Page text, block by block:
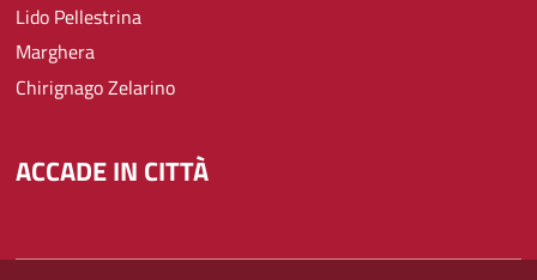
Lido Pellestrina
Marghera
Chirignago Zelarino
ACCADE IN CITTÀ